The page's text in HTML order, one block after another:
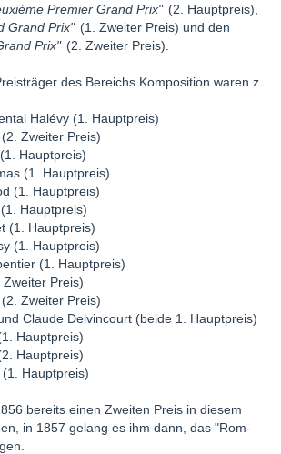
Premier Grand Prix" (2. Hauptpreis),
Grand Prix" (1. Zweiter Preis) und den
Prix" (2. Zweiter Preis).
des Bereichs Komposition waren z.
Halévy (1. Hauptpreis)
Zweiter Preis)
Hauptpreis)
(1. Hauptpreis)
(1. Hauptpreis)
Hauptpreis)
(1. Hauptpreis)
(1. Hauptpreis)
(1. Hauptpreis)
Preis)
Zweiter Preis)
Claude Delvincourt (beide 1. Hauptpreis)
Hauptpreis)
Hauptpreis)
Hauptpreis)
bereits einen Zweiten Preis in diesem
in 1857 gelang es ihm dann, das "Rom-